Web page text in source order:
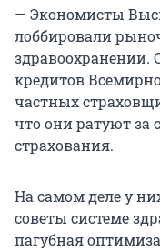
— Экономисты
лоббировали
здравоохранении.
кредитов
частных
что они ратуют за
страхования.
На самом деле у
советы системе
пагубная